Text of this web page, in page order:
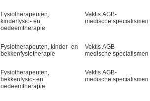
Fysiotherapeuten,
kinderfysio- en
oedeemtherapie
Vektis AGB-
medische specialismen
Fysiotherapeuten, kinder- en
bekkenfysiotherapie
Vektis AGB-
medische specialismen
Fysiotherapeuten,
bekkenfysio- en
oedeemtherapie
Vektis AGB-
medische specialismen